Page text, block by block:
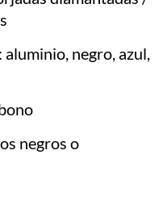
negro, azul,
negros o